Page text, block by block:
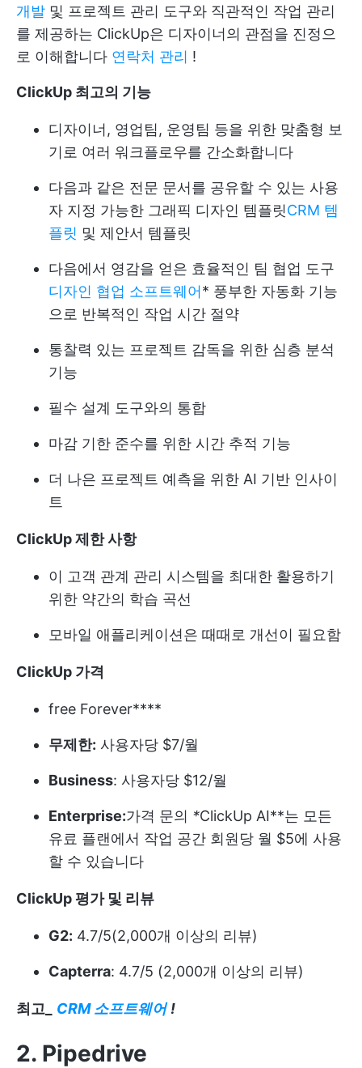
개발 및 프로젝트 관리 도구와 직관적인 작업 관리
를 제공하는 ClickUp은 디자이너의 관점을 진정으
로 이해합니다 연락처 관리 !
ClickUp 최고의 기능
디자이너, 영업팀, 운영팀 등을 위한 맞춤형 보
기로 여러 워크플로우를 간소화합니다
다음과 같은 전문 문서를 공유할 수 있는 사용
자 지정 가능한 그래픽 디자인 템플릿CRM 템
플릿 및 제안서 템플릿
다음에서 영감을 얻은 효율적인 팀 협업 도구
디자인 협업 소프트웨어* 풍부한 자동화 기능
으로 반복적인 작업 시간 절약
통찰력 있는 프로젝트 감독을 위한 심층 분석
기능
필수 설계 도구와의 통합
마감 기한 준수를 위한 시간 추적 기능
더 나은 프로젝트 예측을 위한 AI 기반 인사이
트
ClickUp 제한 사항
이 고객 관계 관리 시스템을 최대한 활용하기
위한 약간의 학습 곡선
모바일 애플리케이션은 때때로 개선이 필요함
ClickUp 가격
free Forever****
무제한: 사용자당 $7/월
Business: 사용자당 $12/월
Enterprise:가격 문의 *ClickUp AI**는 모든
유료 플랜에서 작업 공간 회원당 월 $5에 사용
할 수 있습니다
ClickUp 평가 및 리뷰
G2: 4.7/5(2,000개 이상의 리뷰)
Capterra: 4.7/5 (2,000개 이상의 리뷰)
최고_ CRM 소프트웨어 !
2. Pipedrive